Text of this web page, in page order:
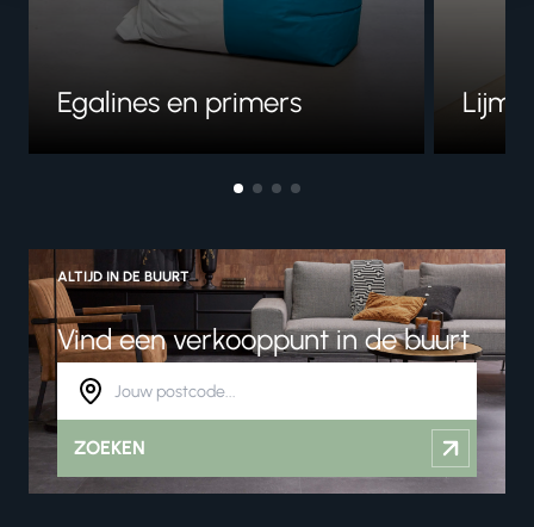
Egalines en primers
ALTIJD IN DE BUURT
Vind een verkooppunt in de buurt
ZOEKEN